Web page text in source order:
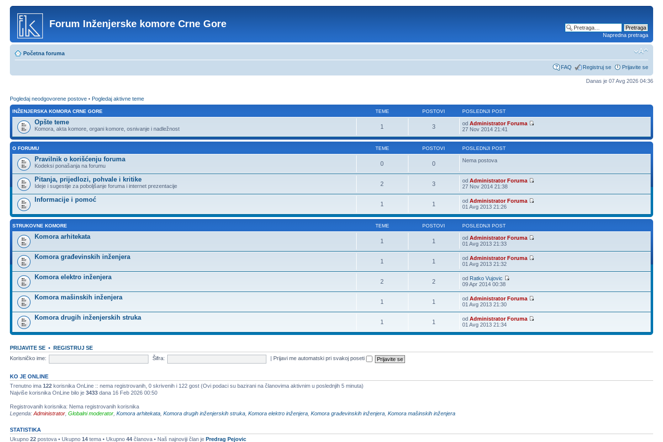
Forum Inženjerske komore Crne Gore
Napredna pretraga
Početna foruma
FAQ Registruj se Prijavite se
Danas je 07 Avg 2026 04:36
Pogledaj neodgovorene postove • Pogledaj aktivne teme
INŽENJERSKA KOMORA CRNE GORE TEME POSTOVI POSLEDNJI POST
Opšte teme
Komora, akta komore, organi komore, osnivanje i nadležnost 1 3 odAdministrator Foruma
27 Nov 2014 21:41
O FORUMU TEME POSTOVI POSLEDNJI POST
Pravilnik o korišćenju foruma
Kodeksi ponašanja na forumu 0 0 Nema postova
Pitanja, prijedlozi, pohvale i kritike
Ideje i sugestije za poboljšanje foruma i internet prezentacije 2 3 odAdministrator Foruma
27 Nov 2014 21:38
Informacije i pomoć
1 1 odAdministrator Foruma
01 Avg 2013 21:26
STRUKOVNE KOMORE TEME POSTOVI POSLEDNJI POST
Komora arhitekata
1 1 odAdministrator Foruma
01 Avg 2013 21:33
Komora građevinskih inženjera
1 1 odAdministrator Foruma
01 Avg 2013 21:32
Komora elektro inženjera
2 2 od Ratko Vujovic
09 Apr 2014 00:38
Komora mašinskih inženjera
1 1 odAdministrator Foruma
01 Avg 2013 21:30
Komora drugih inženjerskih struka
1 1 odAdministrator Foruma
01 Avg 2013 21:34
PRIJAVITE SE • REGISTRUJ SE
Korisničko ime:
Šifra: Prijavi me automatski pri svakoj poseti
KO JE ONLINE
Trenutno ima 122 korisnika OnLine :: nema registrovanih, 0 skrivenih i 122 gost (Ovi podaci su bazirani na članovima aktivnim u poslednjih 5 minuta)
Najviše korisnika OnLine bilo je 3433 dana 16 Feb 2026 00:50
Registrovanih korisnika: Nema registrovanih korisnika
Legenda: Administrator Globalni moderator Komora arhitekata Komora drugih inženjerskih struka Komora elektro inženjera Komora građevinskih inženjera Komora mašinskih inženjera
STATISTIKA
Ukupno 22 postova • Ukupno 14 tema • Ukupno 44 članova • Naš najnoviji član je Predrag Pejovic